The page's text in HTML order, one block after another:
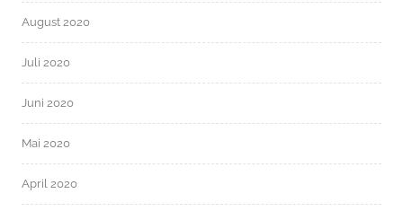
August 2020
Juli 2020
Juni 2020
Mai 2020
April 2020